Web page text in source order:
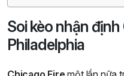
Soi kèo nhận
Philadelphia